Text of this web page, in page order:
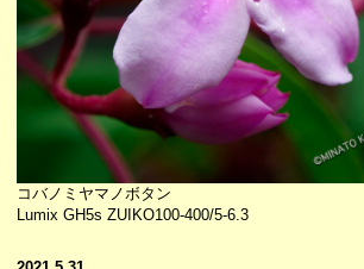
コバノミヤマノボタン
Lumix GH5s ZUIKO100-400/5-6.3